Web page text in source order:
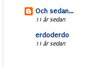
Och sedan...
11 år sedan
erdoderdo
11 år sedan